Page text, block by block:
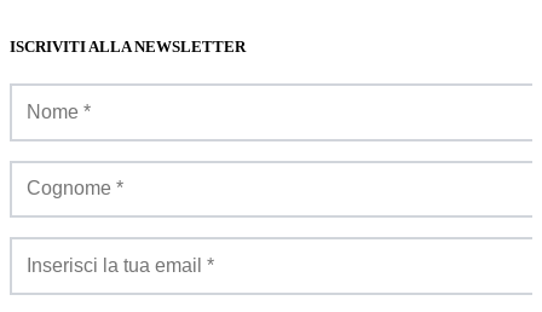
ISCRIVITI ALLA NEWSLETTER